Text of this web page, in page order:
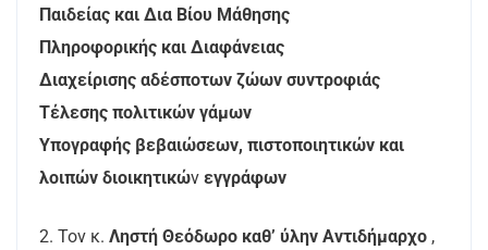
Παιδείας και Δια Βίου Μάθησης
Πληροφορικής και Διαφάνειας
Διαχείρισης αδέσποτων ζώων συντροφιάς
Τέλεσης πολιτικών γάμων
Υπογραφής βεβαιώσεων, πιστοποιητικών και
λοιπών διοικητικών εγγράφων
2. Τον κ. Ληστή Θεόδωρο καθ’ ύλην Αντιδήμαρχο ,